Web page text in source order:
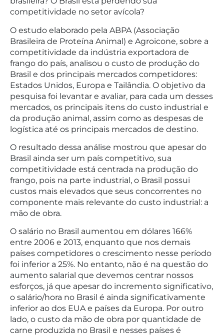
competitividade no setor avícola?
O estudo elaborado pela ABPA (Associação
Brasileira de Proteína Animal) e Agroicone, sobre a
competitividade da indústria exportadora de
frango do país, analisou o custo de produção do
Brasil e dos principais mercados competidores:
Estados Unidos, Europa e Tailândia. O objetivo da
pesquisa foi levantar e avaliar, para cada um desses
mercados, os principais itens do custo industrial e
da produção animal, assim como as despesas de
logística até os principais mercados de destino.
O resultado dessa análise mostrou que apesar do
Brasil ainda ser um país competitivo, sua
competitividade está centrada na produção do
frango, pois na parte industrial, o Brasil possui
custos mais elevados que seus concorrentes no
componente mais relevante do custo industrial: a
mão de obra.
O salário no Brasil aumentou em dólares 166%
entre 2006 e 2013, enquanto que nos demais
países competidores o crescimento nesse período
foi inferior a 25%. No entanto, não é na questão do
aumento salarial que devemos centrar nossos
esforços, já que apesar do incremento significativo,
o salário/hora no Brasil é ainda significativamente
inferior ao dos EUA e países da Europa. Por outro
lado, o custo da mão de obra por quantidade de
carne produzida no Brasil e nesses países é